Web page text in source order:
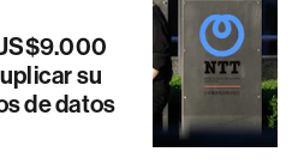
su
de datos